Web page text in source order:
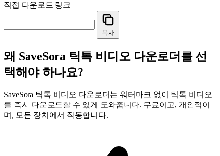
직접 다운로드 링크
복사
왜 SaveSora 틱톡 비디오 다운로더를 선
택해야 하나요?
SaveSora 틱톡 비디오 다운로더는 워터마크 없이 틱톡 비디오
를 즉시 다운로드할 수 있게 도와줍니다. 무료이고, 개인적이
며, 모든 장치에서 작동합니다.